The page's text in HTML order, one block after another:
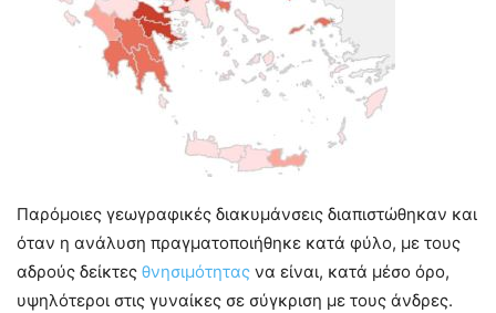
Παρόμοιες γεωγραφικές διακυμάνσεις διαπιστώθηκαν και
όταν η ανάλυση πραγματοποιήθηκε κατά φύλο, με τους
αδρούς δείκτες θνησιμότητας να είναι, κατά μέσο όρο,
υψηλότεροι στις γυναίκες σε σύγκριση με τους άνδρες.